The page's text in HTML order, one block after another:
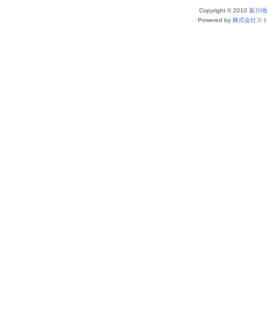
Copyright © 2010 新川
Powered by 株式会社ス